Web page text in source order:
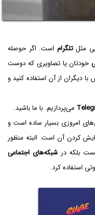
مثلتلگرام است. اگر حوصله
خودتان یا تصاویری که دوست
دیگران از آن استفاده کنید و
می‌پردازیم. با ما باشید.
امروزی بسیار ساده است و
کردن آن است. البته منظور
بلکه درشبکه‌های اجتماعی
استفاده کرد.